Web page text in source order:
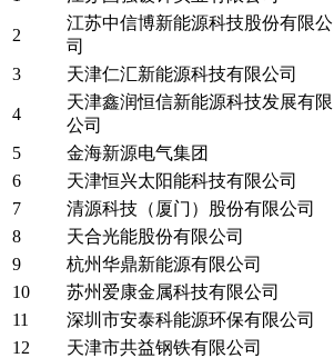
2
江苏中信博新能源科技股份有限公
司
3 天津仁汇新能源科技有限公司
4
天津鑫润恒信新能源科技发展有限
公司
5 金海新源电气集团
6
天津恒兴太阳能科技有限公司
7
清源科技（厦门）股份有限公司
8
天合光能股份有限公司
9
杭州华鼎新能源有限公司
10
苏州爱康金属科技有限公司
11
深圳市安泰科能源环保有限公司
12
天津市共益钢铁有限公司